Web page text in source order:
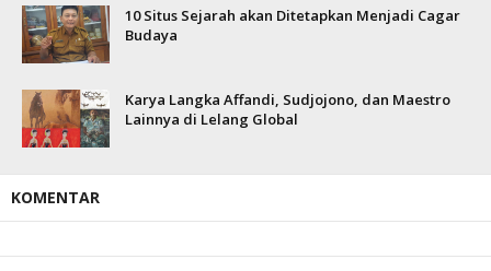
10 Situs Sejarah akan Ditetapkan Menjadi Cagar
Budaya
Karya Langka Affandi, Sudjojono, dan Maestro
Lainnya di Lelang Global
KOMENTAR